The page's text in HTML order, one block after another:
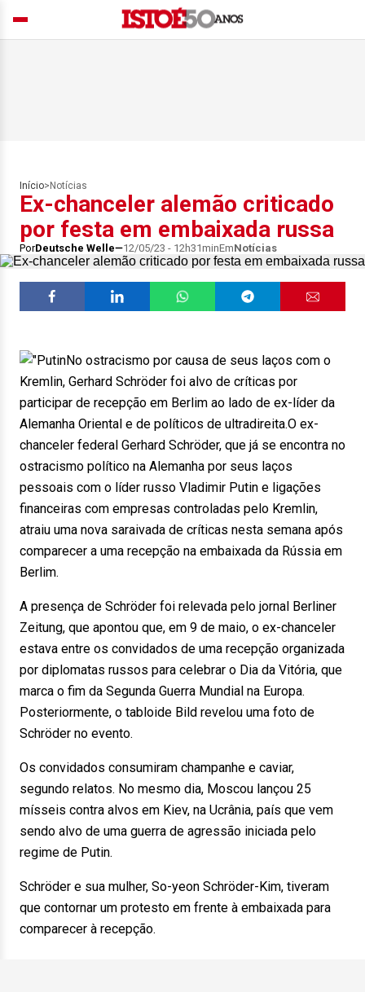
Início> Notícias
Ex-chanceler alemão criticado
por festa em embaixada russa
PorDeutsche Welle 12/05/23 - 12h31minEmNotícias
No ostracismo por causa de seus laços com o
Kremlin, Gerhard Schröder foi alvo de críticas por
participar de recepção em Berlim ao lado de ex-líder da
Alemanha Oriental e de políticos de ultradireita.O ex-
chanceler federal Gerhard Schröder, que já se encontra no
ostracismo político na Alemanha por seus laços
pessoais com o líder russo Vladimir Putin e ligações
financeiras com empresas controladas pelo Kremlin,
atraiu uma nova saraivada de críticas nesta semana após
comparecer a uma recepção na embaixada da Rússia em
Berlim.
A presença de Schröder foi relevada pelo jornal Berliner
Zeitung, que apontou que, em 9 de maio, o ex-chanceler
estava entre os convidados de uma recepção organizada
por diplomatas russos para celebrar o Dia da Vitória, que
marca o fim da Segunda Guerra Mundial na Europa.
Posteriormente, o tabloide Bild revelou uma foto de
Schröder no evento.
Os convidados consumiram champanhe e caviar,
segundo relatos. No mesmo dia, Moscou lançou 25
mísseis contra alvos em Kiev, na Ucrânia, país que vem
sendo alvo de uma guerra de agressão iniciada pelo
regime de Putin.
Schröder e sua mulher, So-yeon Schröder-Kim, tiveram
que contornar um protesto em frente à embaixada para
comparecer à recepção.